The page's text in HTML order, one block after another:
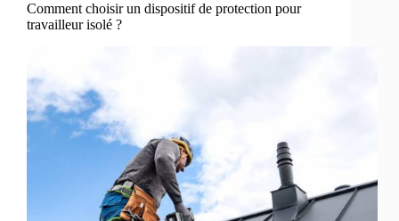
Comment choisir un dispositif de protection pour
travailleur isolé ?